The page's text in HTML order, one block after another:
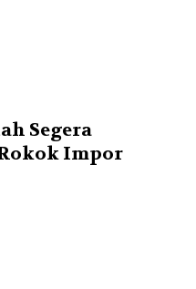
Segera
Impor